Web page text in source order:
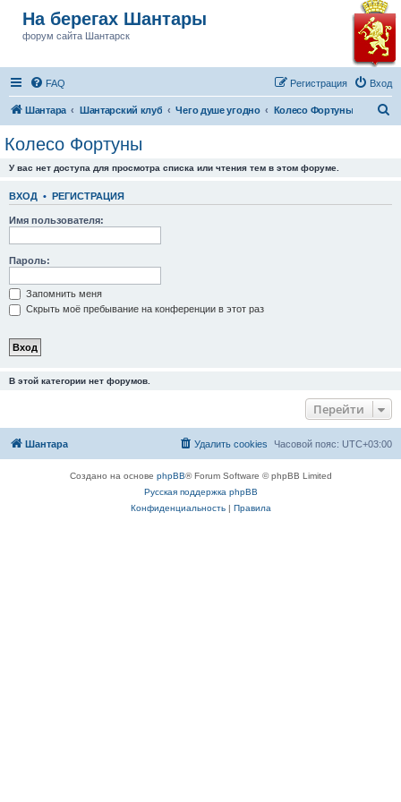
На берегах Шантары
форум сайта Шантарск
FAQ Вход
Регистрация
Шантара Шантарский клуб Чего душе угодно Колесо Фортуны
Колесо Фортуны
У вас нет доступа для просмотра списка или чтения тем в этом форуме.
ВХОД • РЕГИСТРАЦИЯ
Имя пользователя:
Пароль:
Запомнить меня
Скрыть моё пребывание на конференции в этот раз
В этой категории нет форумов.
Перейти
Шантара Часовой пояс: UTC+03:00
Удалить cookies
Создано на основе phpBB® Forum Software © phpBB Limited
Русская поддержка phpBB
Конфиденциальность| Правила